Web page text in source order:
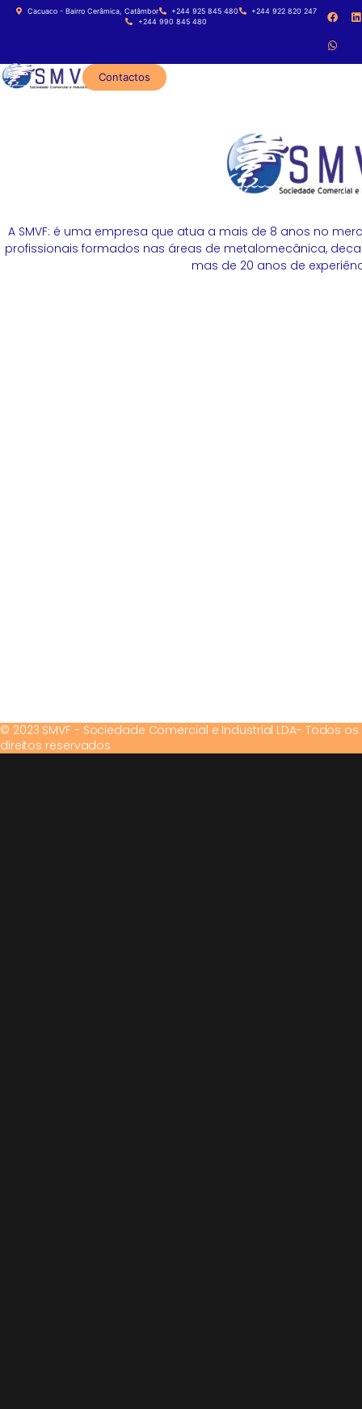
Cacuaco - Bairro Cerâmica, Catâmbor +244 925 845 480
+244 922 820 247
+244 990 845 480
Contactos
A SMVF: é uma empresa que atua a mais de 8 anos no
profissionais formados nas áreas de metalomecânica,
mas de 20 anos de
© 2023 SMVF - Sociedade Comercial e Industrial LDA- Todos os
direitos reservados